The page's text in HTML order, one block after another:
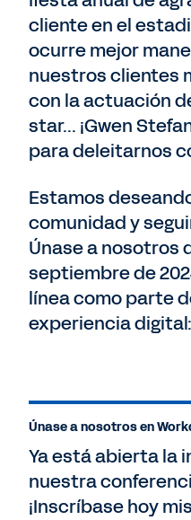
cliente en el
ocurre mejor
nuestros clientes
con la actuación
star... ¡Gwen
para deleitarnos
Estamos
comunidad y
Únase a nosotros
septiembre de
línea como parte
experiencia digital:
Únase a nosotros en
Ya está abierta la
nuestra
¡Inscríbase hoy